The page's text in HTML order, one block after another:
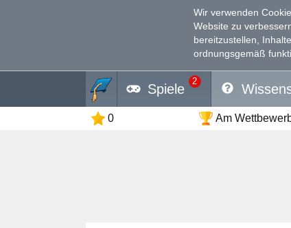
Wir verwenden
Website zu
bereitzustellen,
ordnungsgemäß
Spiele
2
0 Am